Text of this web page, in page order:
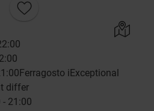
Ferragosto i Exceptional
differ
- 21:00